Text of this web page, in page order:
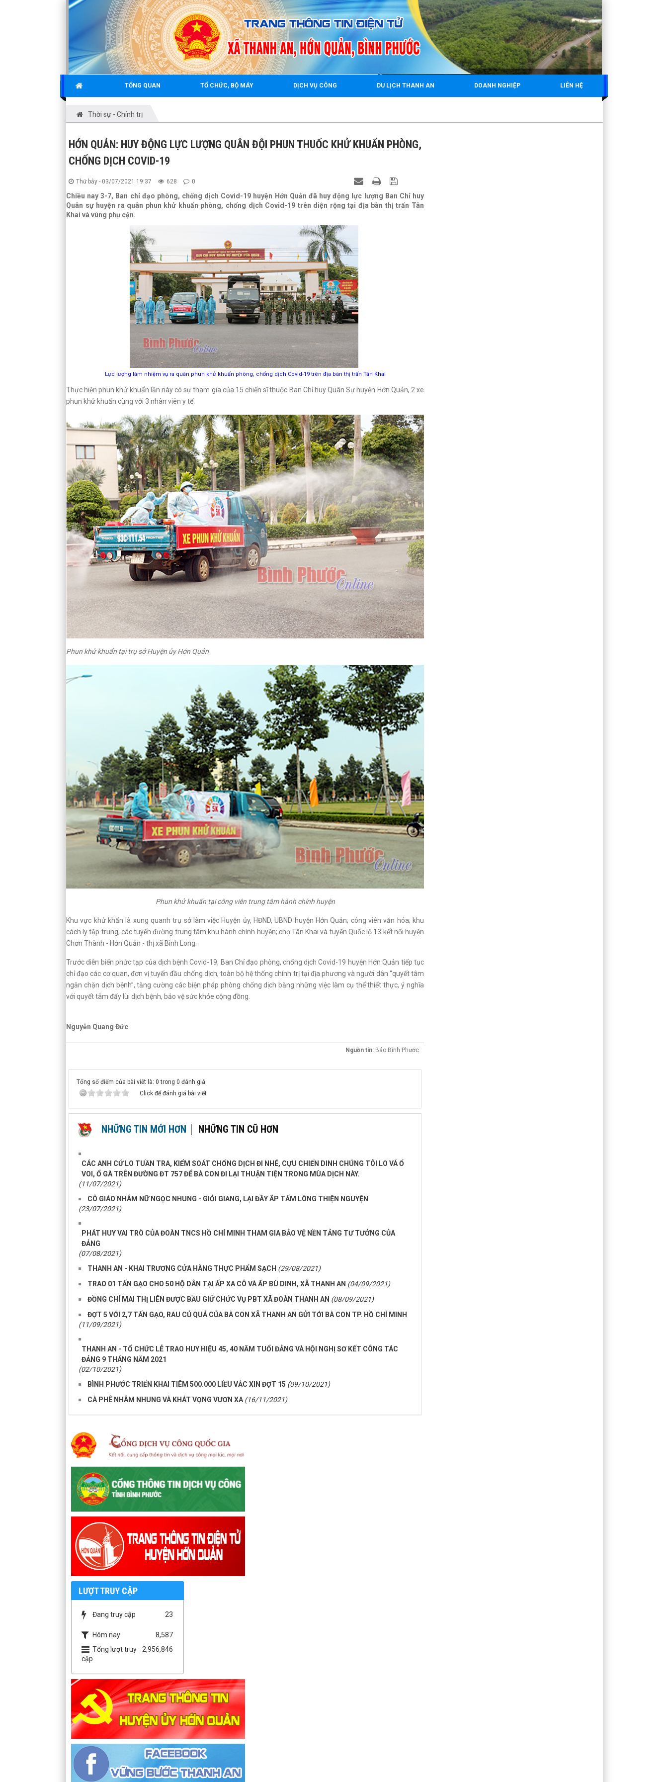
2
TỔNG QUAN TỔ CHỨC, BỘ MÁY DỊCH VỤ CÔNG DU LỊCH THANH AN DOANH NGHIỆP LIÊN HỆ
Thời sự - Chính trị
HỚN QUẢN: HUY ĐỘNG LỰC LƯỢNG QUÂN ĐỘI PHUN THUỐC KHỬ KHUẨN PHÒNG,
CHỐNG DỊCH COVID-19
Thứ bảy - 03/07/2021 19:37 628 0
Chiều nay 3-7, Ban chỉ đạo phòng, chống dịch Covid-19 huyện Hớn Quản đã huy động lực lượng Ban Chỉ huy
Quân sự huyện ra quân phun khử khuẩn phòng, chống dịch Covid-19 trên diện rộng tại địa bàn thị trấn Tân
Khai và vùng phụ cận.
Lực lượng làm nhiệm vụ ra quân phun khử khuẩn phòng, chống dịch Covid-19 trên địa bàn thị trấn Tân Khai
Thực hiện phun khử khuẩn lần này có sự tham gia của 15 chiến sĩ thuộc Ban Chỉ huy Quân Sự huyện Hớn Quản, 2 xe
phun khử khuẩn cùng với 3 nhân viên y tế.
Phun khử khuẩn tại trụ sở Huyện ủy Hớn Quản
Phun khử khuẩn tại công viên trung tâm hành chính huyện
Khu vực khử khẩn là xung quanh trụ sở làm việc Huyện ủy, HĐND, UBND huyện Hớn Quản; công viên văn hóa; khu
cách ly tập trung; các tuyến đường trung tâm khu hành chính huyện; chợ Tân Khai và tuyến Quốc lộ 13 kết nối huyện
Chơn Thành - Hớn Quản - thị xã Bình Long.
Trước diễn biến phức tạp của dịch bệnh Covid-19, Ban Chỉ đạo phòng, chống dịch Covid-19 huyện Hớn Quản tiếp tục
chỉ đạo các cơ quan, đơn vị tuyến đầu chống dịch, toàn bộ hệ thống chính trị tại địa phương và người dân “quyết tâm
ngăn chặn dịch bệnh”, tăng cường các biện pháp phòng chống dịch bằng những việc làm cụ thể thiết thực, ý nghĩa
với quyết tâm đẩy lùi dịch bệnh, bảo vệ sức khỏe cộng đồng.
Nguyễn Quang Đức
Nguồn tin: Báo Bình Phước
Tổng số điểm của bài viết là: 0 trong 0 đánh giá
Click để đánh giá bài viết
NHỮNG TIN MỚI HƠN NHỮNG TIN CŨ HƠN
CÁC ANH CỨ LO TUẦN TRA, KIỂM SOÁT CHỐNG DỊCH ĐI NHÉ, CỰU CHIẾN DINH CHÚNG TÔI LO VÁ Ổ
VOI, Ổ GÀ TRÊN ĐƯỜNG ĐT 757 ĐỂ BÀ CON ĐI LẠI THUẬN TIỆN TRONG MÙA DỊCH NÀY.
(11/07/2021)
CÔ GIÁO NHÂM NỮ NGỌC NHUNG - GIỎI GIANG, LẠI ĐẦY ẮP TẤM LÒNG THIỆN NGUYỆN
(23/07/2021)
PHÁT HUY VAI TRÒ CỦA ĐOÀN TNCS HỒ CHÍ MINH THAM GIA BẢO VỆ NỀN TẢNG TƯ TƯỞNG CỦA
ĐẢNG
(07/08/2021)
THANH AN - KHAI TRƯƠNG CỬA HÀNG THỰC PHẨM SẠCH (29/08/2021)
TRAO 01 TẤN GẠO CHO 50 HỘ DÂN TẠI ẤP XA CÔ VÀ ẤP BÙ DINH, XÃ THANH AN (04/09/2021)
ĐỒNG CHÍ MAI THỊ LIÊN ĐƯỢC BẦU GIỮ CHỨC VỤ PBT XÃ ĐOÀN THANH AN (08/09/2021)
ĐỢT 5 VỚI 2,7 TẤN GẠO, RAU CỦ QUẢ CỦA BÀ CON XÃ THANH AN GỬI TỚI BÀ CON TP. HỒ CHÍ MINH
(11/09/2021)
THANH AN - TỔ CHỨC LỄ TRAO HUY HIỆU 45, 40 NĂM TUỔI ĐẢNG VÀ HỘI NGHỊ SƠ KẾT CÔNG TÁC
ĐẢNG 9 THÁNG NĂM 2021
(02/10/2021)
BÌNH PHƯỚC TRIỂN KHAI TIÊM 500.000 LIỀU VẮC XIN ĐỢT 15 (09/10/2021)
CÀ PHÊ NHÂM NHUNG VÀ KHÁT VỌNG VƯƠN XA (16/11/2021)
LƯỢT TRUY CẬP
Đang truy cập 23
Hôm nay
8,587
Tổng lượt truy
cập
2,956,846